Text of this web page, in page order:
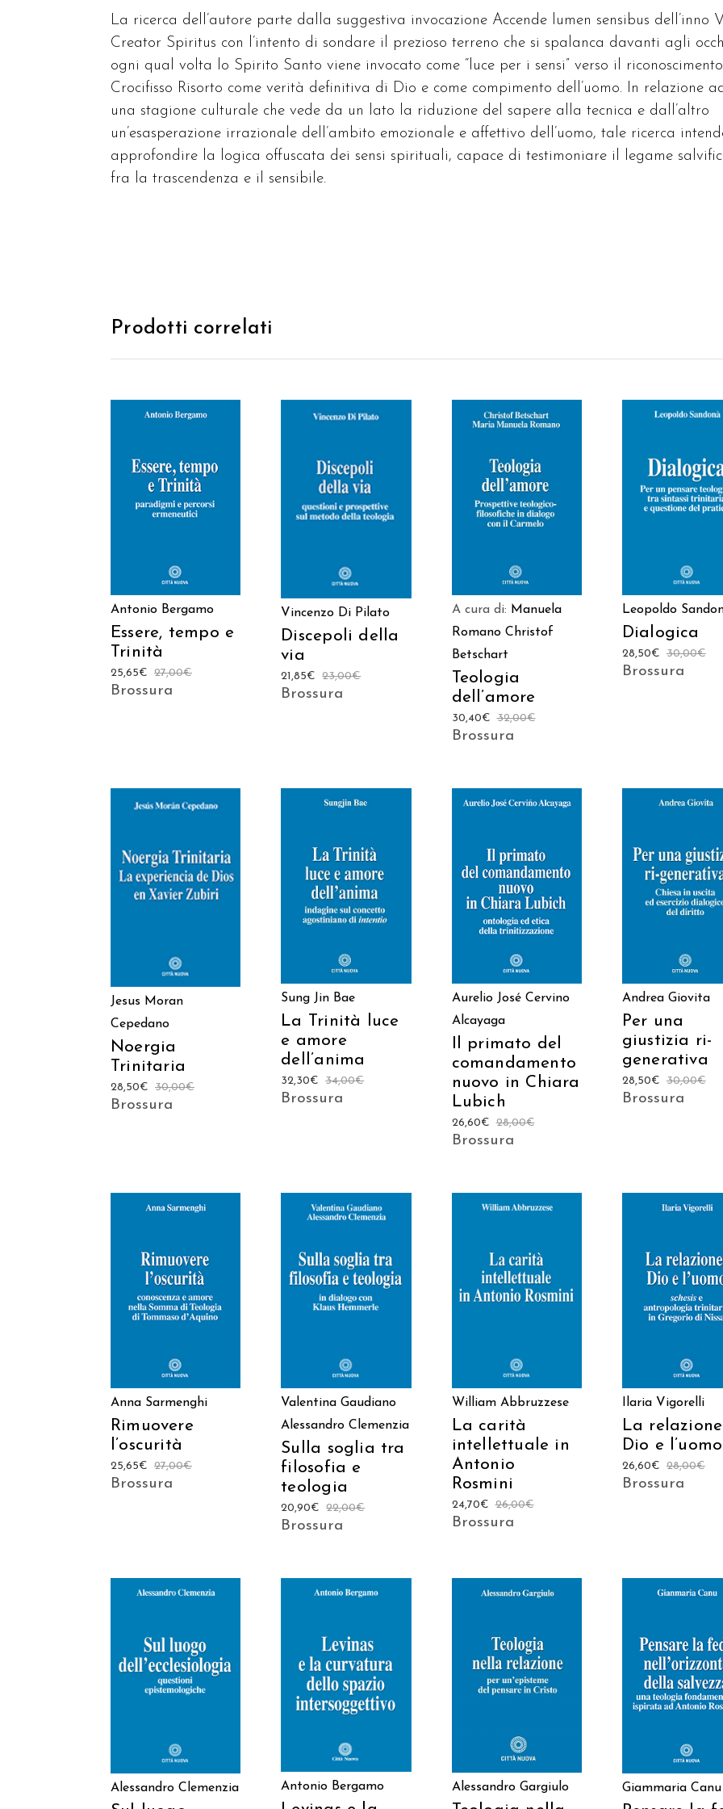
La ricerca dell’autore parte dalla suggestiva invocazione Accende lumen sensibus dell’inno
Creator Spiritus con l’intento di sondare il prezioso terreno che si spalanca davanti agli
ogni qual volta lo Spirito Santo viene invocato come “luce per i sensi” verso il
Crocifisso Risorto come verità definitiva di Dio e come compimento dell’uomo. In relazione
una stagione culturale che vede da un lato la riduzione del sapere alla tecnica e dall’altro
un’esasperazione irrazionale dell’ambito emozionale e affettivo dell’uomo, tale ricerca
approfondire la logica offuscata dei sensi spirituali, capace di testimoniare il legame
fra la trascendenza e il sensibile.
Prodotti correlati
AGGIUNGI AL
CARRELLO
Antonio Bergamo
Essere, tempo e
Trinità
27,00€
25,65€
Brossura
AGGIUNGI AL
CARRELLO
Vincenzo Di Pilato
Discepoli della
via
23,00€
21,85€
Brossura
AGGIUNGI AL
CARRELLO
A cura di: Manuela
Romano Christof
Betschart
Teologia
dell’amore
32,00€
30,40€
Brossura
AGGIUNGI AL
CARRELLO
Leopoldo
Dialogica
30,00€
28,50€
Brossura
AGGIUNGI AL
CARRELLO
Jesus Moran
Cepedano
Noergia
Trinitaria
30,00€
28,50€
Brossura
AGGIUNGI AL
CARRELLO
Sung Jin Bae
La Trinità luce
e amore
dell’anima
34,00€
32,30€
Brossura
AGGIUNGI AL
CARRELLO
Aurelio José Cervino
Alcayaga
Il primato del
comandamento
nuovo in Chiara
Lubich
28,00€
26,60€
Brossura
AGGIUNGI AL
CARRELLO
Andrea Giovita
Per una
giustizia ri-
generativa
30,00€
28,50€
Brossura
AGGIUNGI AL
CARRELLO
Anna Sarmenghi
Rimuovere
l’oscurità
27,00€
25,65€
Brossura
AGGIUNGI AL
CARRELLO
Valentina Gaudiano
Alessandro Clemenzia
Sulla soglia tra
filosofia e
teologia
22,00€
20,90€
Brossura
AGGIUNGI AL
CARRELLO
William Abbruzzese
La carità
intellettuale in
Antonio
Rosmini
26,00€
24,70€
Brossura
AGGIUNGI AL
CARRELLO
Ilaria Vigorelli
La
Dio e l’uomo
28,00€
26,60€
Brossura
AGGIUNGI AL
CARRELLO
Alessandro Clemenzia
AGGIUNGI AL
CARRELLO
Antonio Bergamo
AGGIUNGI AL
CARRELLO
Alessandro Gargiulo
AGGIUNGI AL
CARRELLO
Giammaria Canu